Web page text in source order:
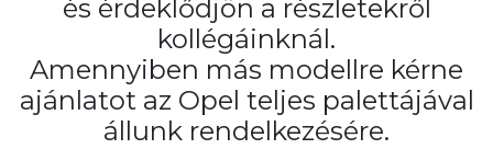
és érdeklődjön a részletekről
kollégáinknál.
Amennyiben más modellre kérne
ajánlatot az Opel teljes palettájával
állunk rendelkezésére.